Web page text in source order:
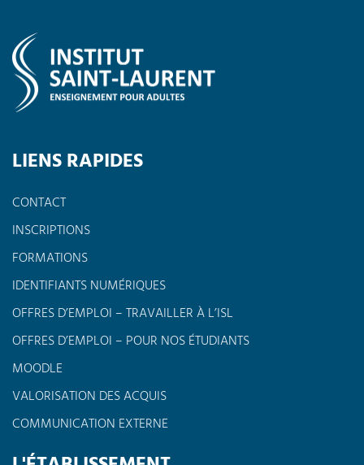
LIENS RAPIDES
CONTACT
INSCRIPTIONS
FORMATIONS
IDENTIFIANTS NUMÉRIQUES
OFFRES D’EMPLOI – TRAVAILLER À L’ISL
OFFRES D’EMPLOI – POUR NOS ÉTUDIANTS
MOODLE
VALORISATION DES ACQUIS
COMMUNICATION EXTERNE